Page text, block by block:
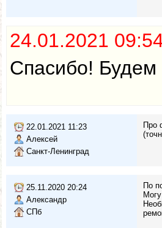
24.01.2021
Спасибо! Будем
22.01.2021 11:23
Алексей
Санкт-Ленинград
Про
25.11.2020 20:24
Александр
СПб
По